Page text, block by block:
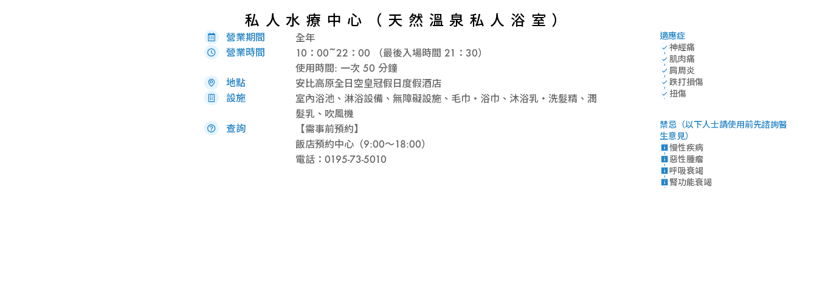
私人水療中心（天然溫泉私人浴室）
營業期間
全年
營業時間
10：00~22：00 （最後入場時間 21：30）
使用時間: 一次 50 分鐘
地點
安比高原全日空皇冠假日度假酒店
設施
室內浴池、淋浴設備、無障礙設施、毛巾・浴巾、沐浴乳・洗髮精、潤
髮乳、吹風機
查詢
【需事前預約】
飯店預約中心（9:00～18:00）
電話：0195-73-5010
適應症
神經痛
肌肉痛
肩周炎
跌打損傷
扭傷
禁忌（以下人士請使用前先諮詢醫
生意見）
慢性疾病
惡性腫瘤
呼吸衰竭
腎功能衰竭